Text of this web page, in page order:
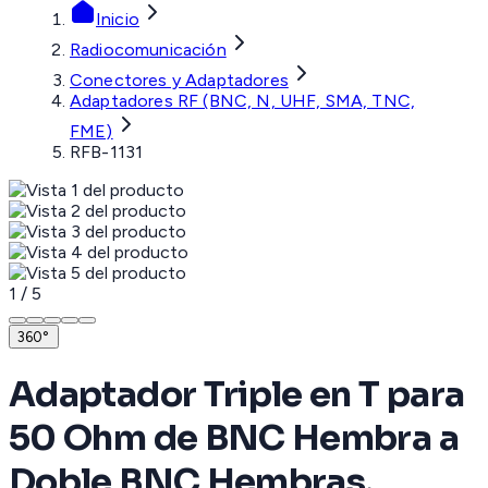
Inicio
Radiocomunicación
Conectores y Adaptadores
Adaptadores RF (BNC, N, UHF, SMA, TNC,
FME)
RFB-1131
1 / 5
360°
Adaptador Triple en T para
50 Ohm de BNC Hembra a